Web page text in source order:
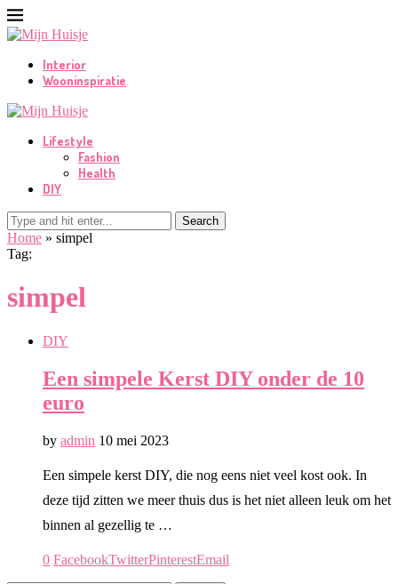
Interior
Wooninspiratie
Lifestyle
Fashion
Health
DIY
Search
Home » simpel
Tag:
simpel
DIY
Een simpele Kerst DIY onder de 10
euro
by admin 10 mei 2023
Een simpele kerst DIY, die nog eens niet veel kost ook. In
deze tijd zitten we meer thuis dus is het niet alleen leuk om het
binnen al gezellig te …
0 FacebookTwitterPinterestEmail